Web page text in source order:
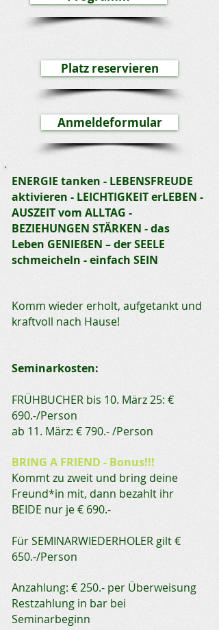
Platz reservieren
Anmeldeformular
ENERGIE tanken - LEBENSFREUDE
aktivieren - LEICHTIGKEIT erLEBEN -
AUSZEIT vom ALLTAG -
BEZIEHUNGEN STÄRKEN - das
Leben GENIEßEN – der SEELE
schmeicheln - einfach SEIN
Komm wieder erholt, aufgetankt und
kraftvoll nach Hause!
Seminarkosten:
FRÜHBUCHER bis 10. März 25: €
690.-/Person
ab 11. März: € 790.- /Person
BRING A FRIEND - Bonus!!!
Kommt zu zweit und bring deine
Freund*in mit, dann bezahlt ihr
BEIDE nur je € 690.-
Für SEMINARWIEDERHOLER gilt €
650.-/Person
Anzahlung: € 250.- per Überweisung
Restzahlung in bar bei
Seminarbeginn